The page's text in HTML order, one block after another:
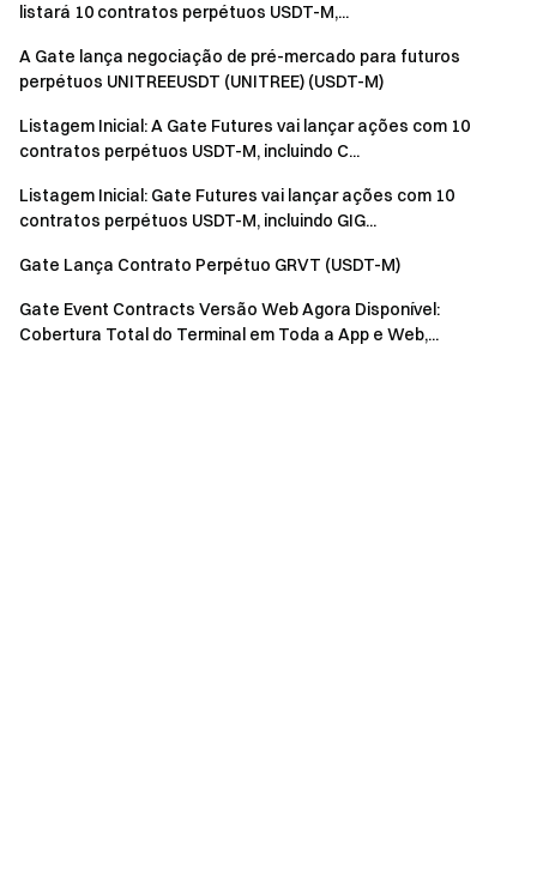
listará 10 contratos perpétuos USDT-M,...
A Gate lança negociação de pré-mercado para futuros
perpétuos UNITREEUSDT (UNITREE) (USDT-M)
Listagem Inicial: A Gate Futures vai lançar ações com 10
contratos perpétuos USDT-M, incluindo C...
Listagem Inicial: Gate Futures vai lançar ações com 10
contratos perpétuos USDT-M, incluindo GIG...
Gate Lança Contrato Perpétuo GRVT (USDT-M)
Gate Event Contracts Versão Web Agora Disponível:
Cobertura Total do Terminal em Toda a App e Web,...